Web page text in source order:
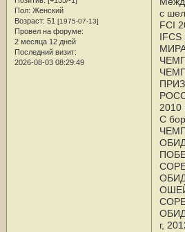
Пол: Женский
Возраст: 51 [1975-07-13]
Провел на форуме:
2 месяца 12 дней
Последний визит:
2026-08-03 08:29:49
с
FCI
МИРА
2010
С
г,